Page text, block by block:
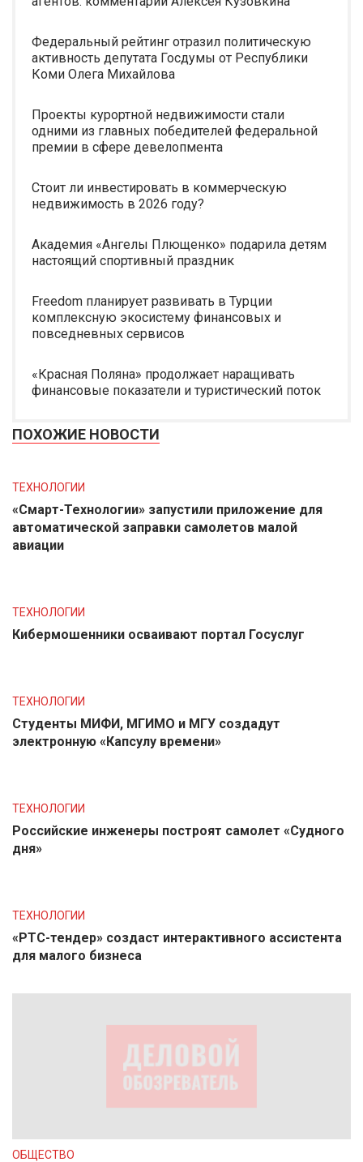
Федеральный рейтинг отразил политическую
активность депутата Госдумы от Республики
Коми Олега Михайлова
Проекты курортной недвижимости стали
одними из главных победителей федеральной
премии в сфере девелопмента
Стоит ли инвестировать в коммерческую
недвижимость в 2026 году?
Академия «Ангелы Плющенко» подарила детям
настоящий спортивный праздник
Freedom планирует развивать в Турции
комплексную экосистему финансовых и
повседневных сервисов
«Красная Поляна» продолжает наращивать
финансовые показатели и туристический поток
ПОХОЖИЕ НОВОСТИ
ТЕХНОЛОГИИ
«Смарт-Технологии» запустили приложение для
автоматической заправки самолетов малой
авиации
ТЕХНОЛОГИИ
Кибермошенники осваивают портал Госуслуг
ТЕХНОЛОГИИ
Студенты МИФИ, МГИМО и МГУ создадут
электронную «Капсулу времени»
ТЕХНОЛОГИИ
Российские инженеры построят самолет «Судного
дня»
ТЕХНОЛОГИИ
«РТС-тендер» создаст интерактивного ассистента
для малого бизнеса
ОБЩЕСТВО